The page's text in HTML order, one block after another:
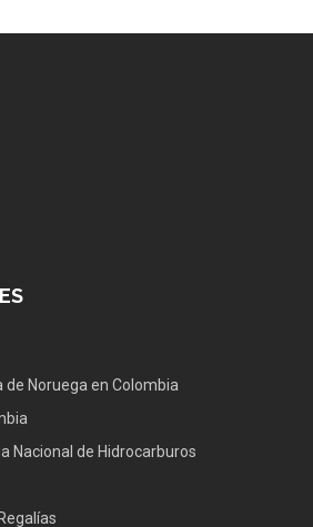
de Noruega en Colombia
Nacional de Hidrocarburos